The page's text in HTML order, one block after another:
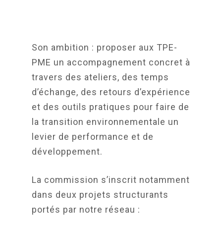
Son ambition : proposer aux TPE-
PME un accompagnement concret à
travers des ateliers, des temps
d’échange, des retours d’expérience
et des outils pratiques pour faire de
la transition environnementale un
levier de performance et de
développement.
La commission s’inscrit notamment
dans deux projets structurants
portés par notre réseau :